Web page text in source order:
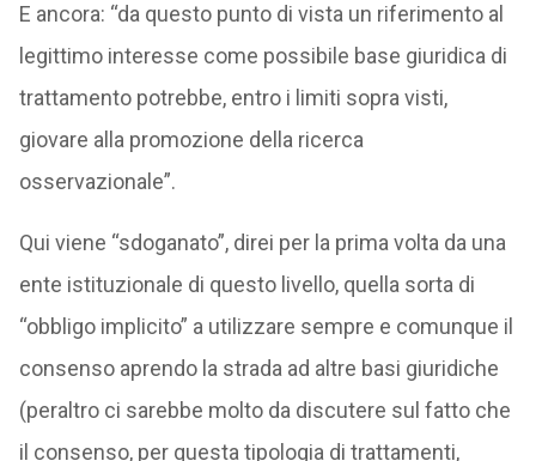
E ancora: “da questo punto di vista un riferimento al
legittimo interesse come possibile base giuridica di
trattamento potrebbe, entro i limiti sopra visti,
giovare alla promozione della ricerca
osservazionale”.
Qui viene “sdoganato”, direi per la prima volta da una
ente istituzionale di questo livello, quella sorta di
“obbligo implicito” a utilizzare sempre e comunque il
consenso aprendo la strada ad altre basi giuridiche
(peraltro ci sarebbe molto da discutere sul fatto che
il consenso, per questa tipologia di trattamenti,